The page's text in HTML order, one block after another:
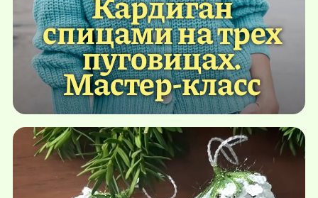
спицами на трех
пуговицах.
Мастер-класс